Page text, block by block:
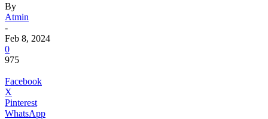
By
Atmin
-
Feb 8, 2024
0
975
Facebook
X
Pinterest
WhatsApp